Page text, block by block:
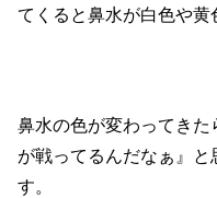
てくると鼻水が白色や黄
鼻水の色が変わってきた
が戦ってるんだなぁ』と
す。